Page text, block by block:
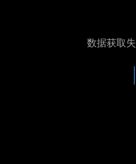
数据获取